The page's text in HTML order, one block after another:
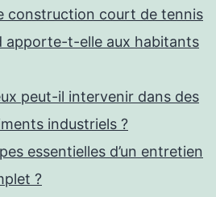
construction court de tennis
apporte-t-elle aux habitants
peut-il intervenir dans des
industriels ?
essentielles d’un entretien
?